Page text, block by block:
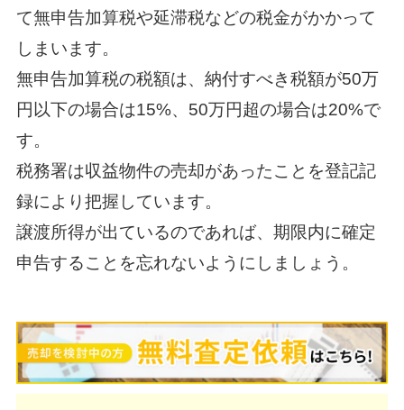
て無申告加算税や延滞税などの税金がかかって
しまいます。
無申告加算税の税額は、納付すべき税額が50万
円以下の場合は15%、50万円超の場合は20%で
す。
税務署は収益物件の売却があったことを登記記
録により把握しています。
譲渡所得が出ているのであれば、期限内に確定
申告することを忘れないようにしましょう。